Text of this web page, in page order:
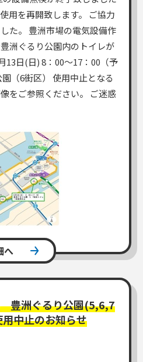
用を再開致します。 ご協力
た。 豊洲市場の電気設備作
洲ぐるり公園内のトイレが
13日(日) 8：00～17：00（予
（6街区） 使用中止となる
をご参照ください。 ご迷惑
へ
豊洲ぐるり公園(5,6,7
中止のお知らせ